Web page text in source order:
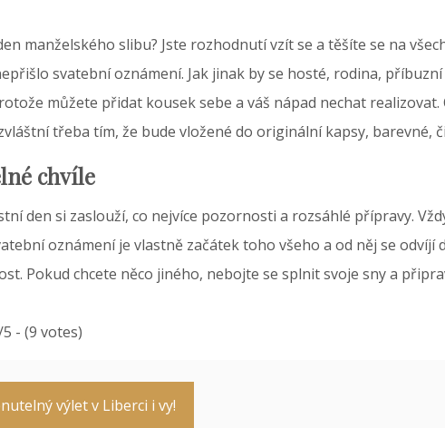
manželského slibu? Jste rozhodnutí vzít se a těšíte se na
svatební oznámení. Jak jinak by se hosté, rodina,
můžete přidat kousek sebe a váš nápad nechat
třeba tím, že bude vložené do originální kapsy, barevné,
chvíle
den si zaslouží, co nejvíce pozornosti a rozsáhlé přípravy.
oznámení je vlastně začátek toho všeho a od něj se
Pokud chcete něco jiného, nebojte se splnit svoje sny a
5 - (9 votes)
výlet v Liberci i vy!